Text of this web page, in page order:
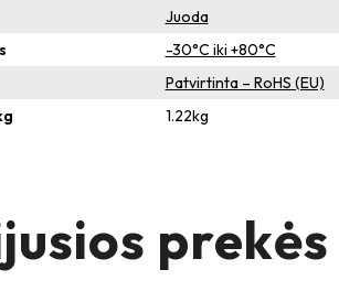
Juoda
-30°C iki +80°C
Patvirtinta – RoHS (EU)
1.22kg
prekės